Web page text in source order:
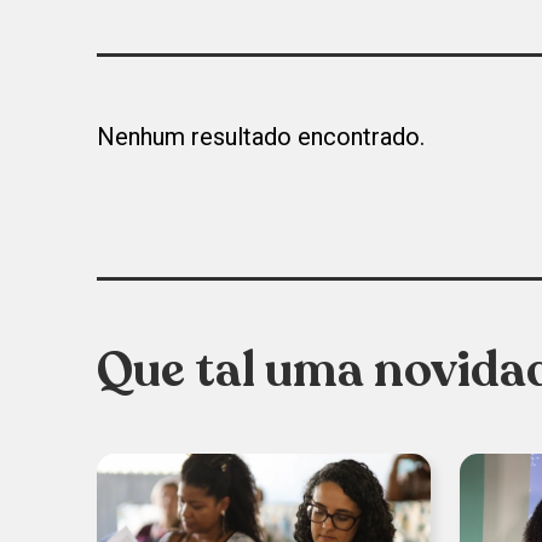
Nenhum resultado encontrado.
Que tal uma